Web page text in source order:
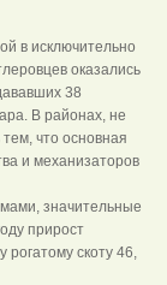
в исключительно
оказались
38
В районах, не
тем, что основная
и механизаторов
значительные
прирост
рогатому скоту 46,